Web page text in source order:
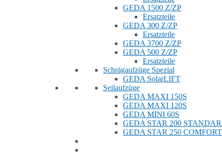
GEDA 1500 Z/ZP
Ersatzteile
GEDA 300 Z/ZP
Ersatzteile
GEDA 3700 Z/ZP
GEDA 500 Z/ZP
Ersatzteile
Schrägaufzüge Spezial
GEDA SolarLIFT
Seilaufzüge
GEDA MAXI 150S
GEDA MAXI 120S
GEDA MINI 60S
GEDA STAR 200
GEDA STAR 250 COMFORT